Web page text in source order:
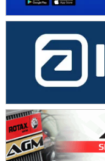
El Cerro (Tierra)
Victoria (Entre Ríos)
PATAGONICO - F6
Moto Club Reginense (Tierra)
Gral. E. Godoy (Río Negro)
CSK - F7
Humboldt (Santa Fe)
NORESTE
Ciudad de Avellaneda
Avellaneda (Santa Fe)